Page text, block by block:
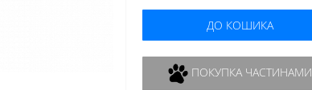
ДО КОШИКА
ПОКУПКА ЧАСТИНАМИ